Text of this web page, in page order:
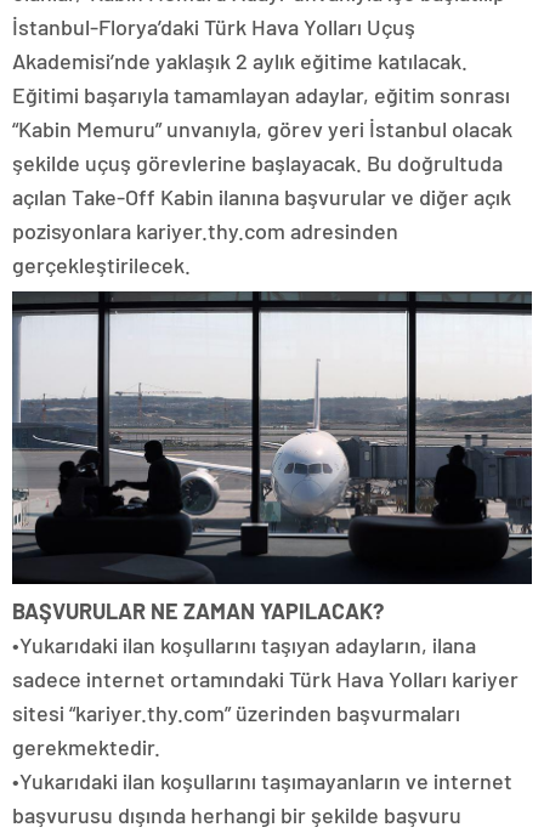
İstanbul-Florya’daki Türk Hava Yolları Uçuş
Akademisi’nde yaklaşık 2 aylık eğitime katılacak.
Eğitimi başarıyla tamamlayan adaylar, eğitim sonrası
“Kabin Memuru” unvanıyla, görev yeri İstanbul olacak
şekilde uçuş görevlerine başlayacak. Bu doğrultuda
açılan Take-Off Kabin ilanına başvurular ve diğer açık
pozisyonlara kariyer.thy.com adresinden
gerçekleştirilecek.
BAŞVURULAR NE ZAMAN YAPILACAK?
•Yukarıdaki ilan koşullarını taşıyan adayların, ilana
sadece internet ortamındaki Türk Hava Yolları kariyer
sitesi “kariyer.thy.com” üzerinden başvurmaları
gerekmektedir.
•Yukarıdaki ilan koşullarını taşımayanların ve internet
başvurusu dışında herhangi bir şekilde başvuru